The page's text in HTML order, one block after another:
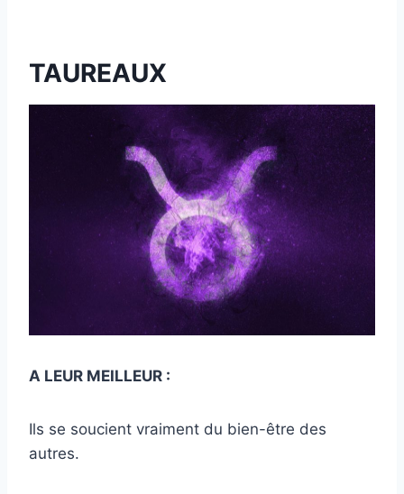
TAUREAUX
A LEUR MEILLEUR :
Ils se soucient vraiment du bien-être des
autres.